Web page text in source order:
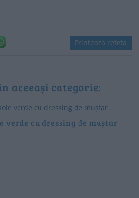
Printeaza reteta
aceeași categorie:
verde cu dressing de muștar